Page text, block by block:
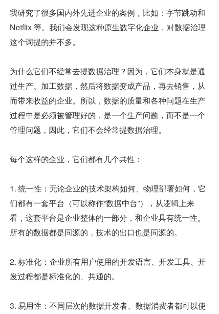
我研究了很多国内外先进企业的案例，比如：字节跳动和
Netflix 等。我们会发现这种原生数字化企业，对数据治理
这个词提的并不多。
为什么它们不经常去提数据治理？因为，它们本身就是通
过生产、加工数据，然后将数据变成产品，再去销售，从
而带来收益的企业。所以，数据的质量和各种问题在生产
过程中是必须被管理好的，是一个生产问题，而不是一个
管理问题，因此，它们不会经常提数据治理。
每个这样的企业，它们都有几个共性：
1. 统一性：无论企业的技术架构如何、物理部署如何，它
们都有一套平台（可以称作“数据中台”），从逻辑上来
看，这套平台是企业整体的一部分，和企业具有统一性。
所有的数据都是同源的，技术的出口也是同源的。
2. 标准化：企业所有用户使用的开发语言、开发工具、开
发过程都是标准化的、共通的。
3. 易用性：不同层次的数据开发者、数据消费者都可以使